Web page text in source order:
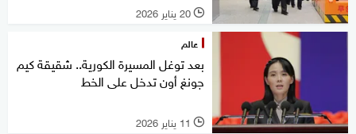
l 20 يناير 2026
عالم
بعد توغل المسيرة الكورية.. شقيقة كيم
جونغ أون تدخل على الخط
l 11 يناير 2026